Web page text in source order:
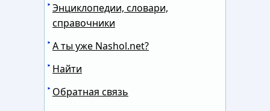
Энциклопедии, словари,
справочники
А ты уже Nashol.net?
Найти
Обратная связь